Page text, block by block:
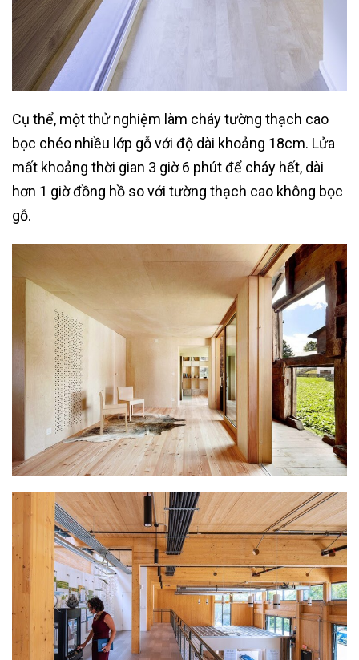
Cụ thể, một thử nghiệm làm cháy tường thạch cao
bọc chéo nhiều lớp gỗ với độ dài khoảng 18cm. Lửa
mất khoảng thời gian 3 giờ 6 phút để cháy hết, dài
hơn 1 giờ đồng hồ so với tường thạch cao không bọc
gỗ.